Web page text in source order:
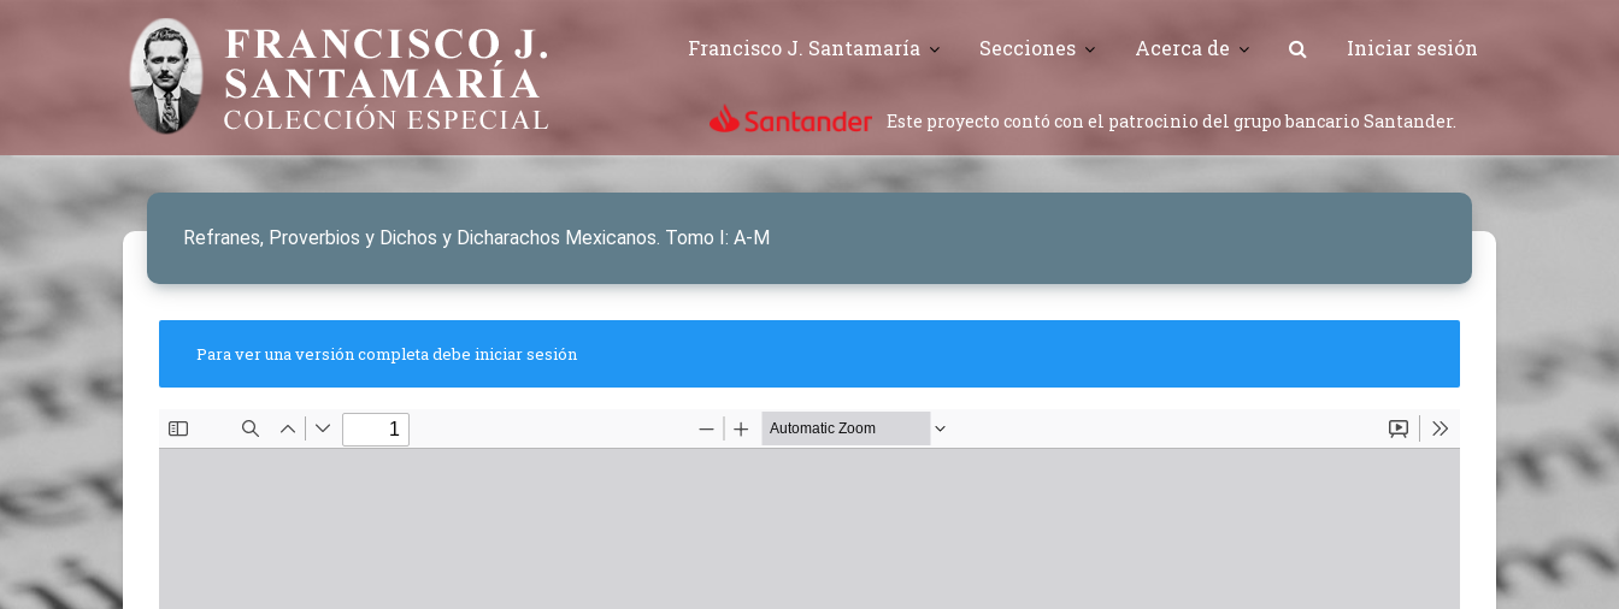
Francisco J. Santamaría Secciones Acerca de Iniciar sesión
Este proyecto contó con el patrocinio del grupo bancario Santander.
Refranes, Proverbios y Dichos y Dicharachos Mexicanos. Tomo I: A-M
Para ver una versión completa debe iniciar sesión